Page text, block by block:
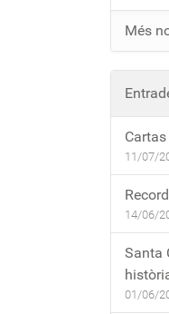
Més
11/07/
14/06/
Santa
01/06/